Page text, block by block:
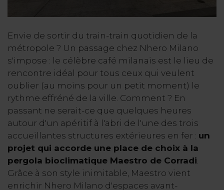
Envie de sortir du train-train quotidien de la
métropole ? Un passage chez Nhero Milano
s'impose : le célèbre café milanais est le lieu de
rencontre idéal pour tous ceux qui veulent
oublier (au moins pour un petit moment) le
rythme effréné de la ville. Comment ? En
passant ne serait-ce que quelques heures
autour d'un apéritif à l'abri de l'une des trois
accueillantes structures extérieures en fer : un
projet qui accorde une place de choix à la
pergola bioclimatique Maestro de Corradi
Grâce à son style inimitable, Maestro vient
enrichir Nhero Milano d'espaces avant-